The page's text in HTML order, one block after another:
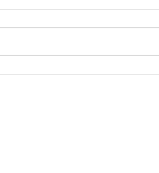
คอลัมน์"จับชีพจรวงการ